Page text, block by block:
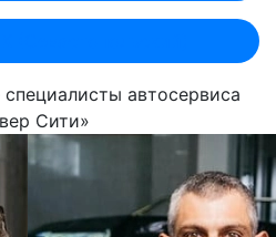
автосервиса
Сити»